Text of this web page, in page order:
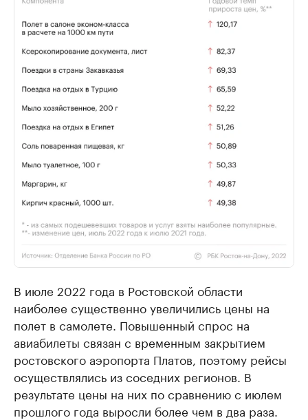
В июле 2022 года в Ростовской области
наиболее существенно увеличились цены на
полет в самолете. Повышенный спрос на
авиабилеты связан с временным закрытием
ростовского аэропорта Платов, поэтому рейсы
осуществлялись из соседних регионов. В
результате цены на них по сравнению с июлем
прошлого года выросли более чем в два раза.